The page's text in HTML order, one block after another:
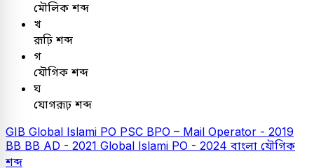
মৌলিক শব্দ
খ
রূঢ়ি শব্দ
গ
যৌগিক শব্দ
ঘ
যোগরূঢ় শব্দ
GIB Global Islami PO PSC BPO – Mail Operator - 2019
BB BB AD - 2021 Global Islami PO - 2024 বাংলা যৌগিক
শব্দ